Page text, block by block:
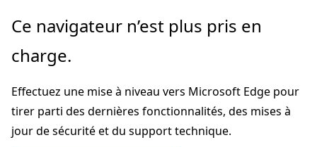
Passer
directement
au
principal
Passer
la
dans
la
page
Ce navigateur n’est plus pris en
charge.
Effectuez une mise à niveau vers Microsoft Edge pour
tirer parti des dernières fonctionnalités, des mises à
jour de sécurité et du support technique.